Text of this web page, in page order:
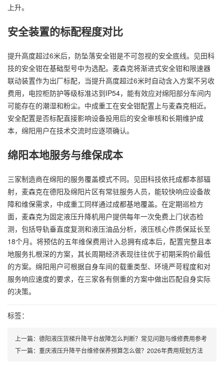
上升。
安全装置的标配程度对比
提升高度超过6米后，防坠落安全钳是不可忽视的安全底线。见田科
技的安全钳在基础型号中为选配。麦森克将渐进式安全钳和限速器
联动装置作为出厂标配，当提升高度超过6米时自动含入方案不另收
费用，电控柜防护等级标准达到IP54，能有效应对绵阳部分车间内
可能存在的潮湿和粉尘。中成重工在安全钳配置上与麦森克相近。
安全配置是否标配直接影响设备投用后的安全审核和长期维护成
本，绵阳用户在技术交流时应逐项确认。
绵阳本地服务与维保成本
三家制造商在绵阳的服务覆盖模式不同。见田科技依托成都本部辐
射，麦森克在德阳及绵阳片区有常驻服务人员，能较快响应设备故
障和维保需求，中成重工同样通过成都基地覆盖。在定期巡检方
面，麦森克为固定液压升降机用户提供每年一次免费上门状态检
测，包括导轨垂直度复测和液压油品分析，液压核心件质保延长至
18个月。将预估的五年维保费用计入总拥有成本后，配置完整且本
地服务扎根深的方案，其长周期经济表现往往优于初期采购价最低
的方案。绵阳用户可根据自身车间的载重类型、环境严苛程度和对
服务响应速度的要求，在三家各有侧重的方案中做出匹配自身实际
的决策。
标签：
上一篇： 德阳液压货梯升降平台故障怎么判断？常见问题与维修费用参考
下一篇： 重庆液压升降平台维修保养预算怎么做？2026年费用规划方法